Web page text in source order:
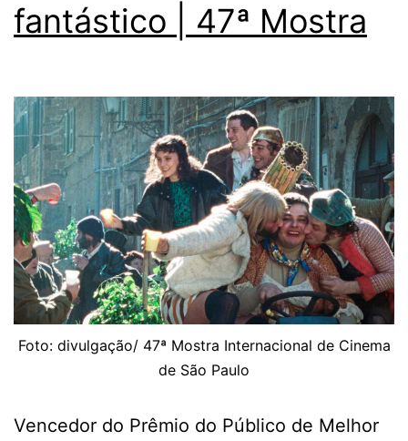
fantástico | 47ª Mostra
Foto: divulgação/ 47ª Mostra Internacional de Cinema
de São Paulo
Vencedor do Prêmio do Público de Melhor